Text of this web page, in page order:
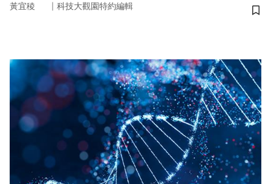
黃宜稜 ｜ 科技大觀園特約編輯
儲